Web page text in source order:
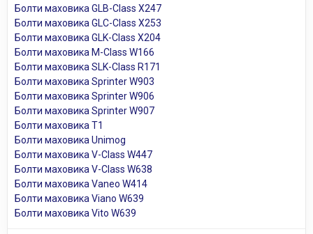
Болти маховика GLB-Class X247
Болти маховика GLC-Class X253
Болти маховика GLK-Class X204
Болти маховика M-Class W166
Болти маховика SLK-Class R171
Болти маховика Sprinter W903
Болти маховика Sprinter W906
Болти маховика Sprinter W907
Болти маховика T1
Болти маховика Unimog
Болти маховика V-Class W447
Болти маховика V-Class W638
Болти маховика Vaneo W414
Болти маховика Viano W639
Болти маховика Vito W639